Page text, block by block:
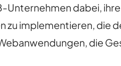
Unternehmen dabei,
zu implementieren, die
die